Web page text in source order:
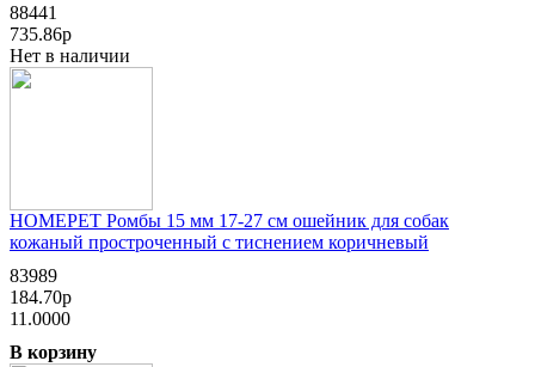
88441
735.86р
Нет в наличии
HOMEPET Ромбы 15 мм 17-27 см ошейник для собак
кожаный простроченный с тиснением коричневый
83989
184.70р
11.0000
В корзину